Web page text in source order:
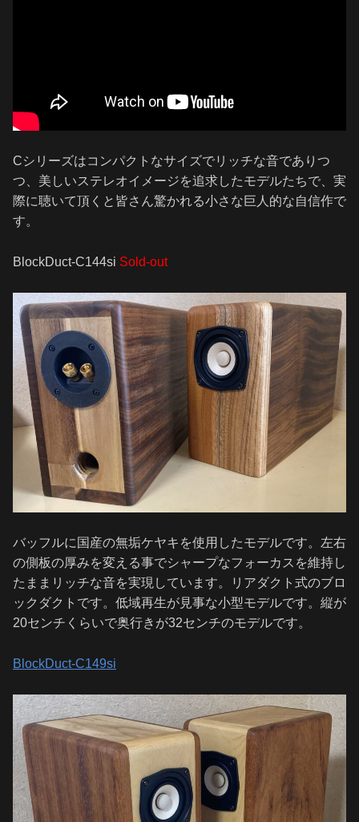
Cシリーズはコンパクトなサイズでリッチな音でありつ
つ、美しいステレオイメージを追求したモデルたちで、実
際に聴いて頂くと皆さん驚かれる小さな巨人的な自信作で
す。
BlockDuct-C144si Sold-out
バッフルに国産の無垢ケヤキを使用したモデルです。左右
の側板の厚みを変える事でシャープなフォーカスを維持し
たままリッチな音を実現しています。リアダクト式のブロ
ックダクトです。低域再生が見事な小型モデルです。縦が
20センチくらいで奥行きが32センチのモデルです。
BlockDuct-C149si